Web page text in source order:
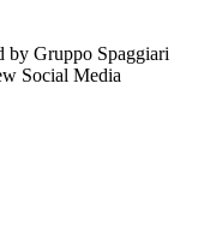
by Gruppo Spaggiari
Social Media